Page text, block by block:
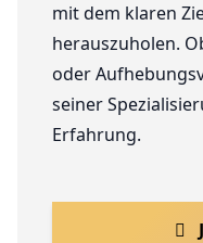
mit dem klaren
herauszuholen.
oder
seiner
Erfahrung.